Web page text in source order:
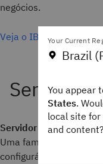
negócios.
Veja o IBM Power
Servidor virtual IBM
Uma família de
configuráveis, com
Your Current
Brazil
You appear
States.
local site
and content?